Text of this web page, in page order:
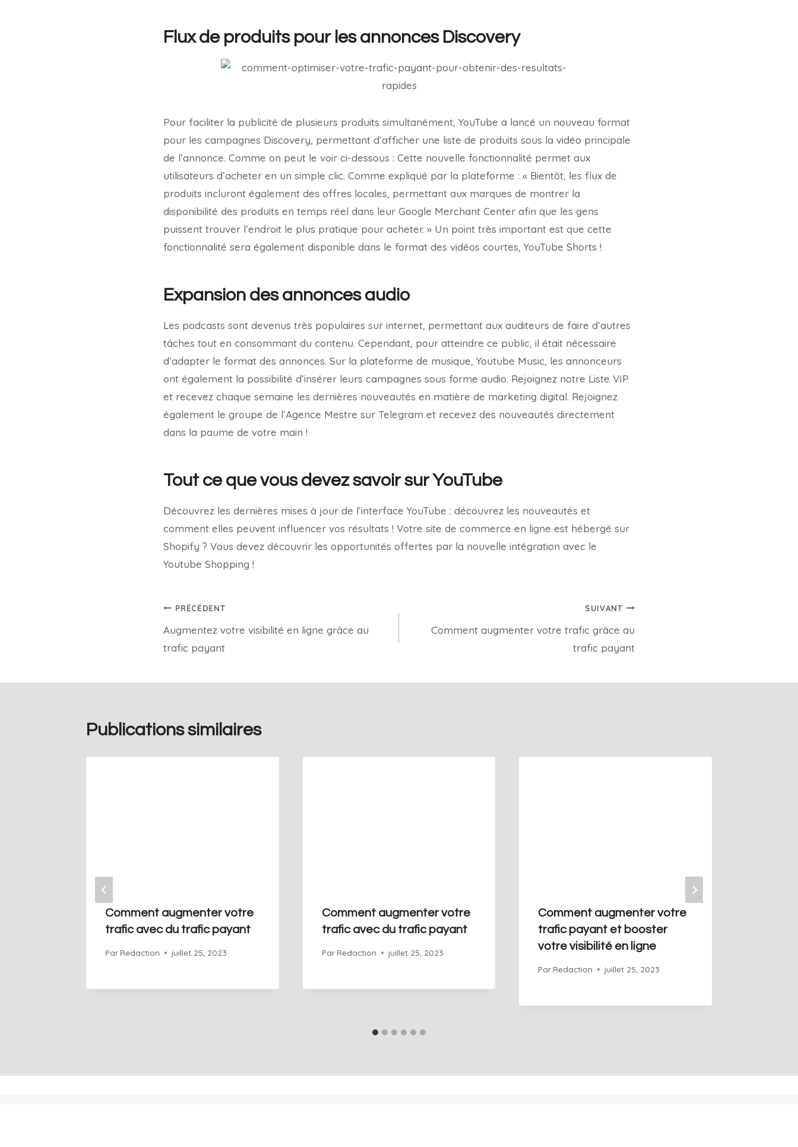
Flux de produits pour les annonces Discovery
Pour faciliter la publicité de plusieurs produits simultanément, YouTube a lancé un nouveau format
pour les campagnes Discovery, permettant d’afficher une liste de produits sous la vidéo principale
de l’annonce. Comme on peut le voir ci-dessous : Cette nouvelle fonctionnalité permet aux
utilisateurs d’acheter en un simple clic. Comme expliqué par la plateforme : « Bientôt, les flux de
produits incluront également des offres locales, permettant aux marques de montrer la
disponibilité des produits en temps réel dans leur Google Merchant Center afin que les gens
puissent trouver l’endroit le plus pratique pour acheter. » Un point très important est que cette
fonctionnalité sera également disponible dans le format des vidéos courtes, YouTube Shorts !
Expansion des annonces audio
Les podcasts sont devenus très populaires sur internet, permettant aux auditeurs de faire d’autres
tâches tout en consommant du contenu. Cependant, pour atteindre ce public, il était nécessaire
d’adapter le format des annonces. Sur la plateforme de musique, Youtube Music, les annonceurs
ont également la possibilité d’insérer leurs campagnes sous forme audio. Rejoignez notre Liste VIP
et recevez chaque semaine les dernières nouveautés en matière de marketing digital. Rejoignez
également le groupe de l’Agence Mestre sur Telegram et recevez des nouveautés directement
dans la paume de votre main !
Tout ce que vous devez savoir sur YouTube
Découvrez les dernières mises à jour de l’interface YouTube : découvrez les nouveautés et
comment elles peuvent influencer vos résultats ! Votre site de commerce en ligne est hébergé sur
Shopify ? Vous devez découvrir les opportunités offertes par la nouvelle intégration avec le
Youtube Shopping !
PRÉCÉDENT
Augmentez votre visibilité en ligne grâce au
trafic payant
SUIVANT
Comment augmenter votre trafic grâce au
trafic payant
Publications similaires
Comment augmenter votre
trafic avec du trafic payant
Par Redaction juillet 25, 2023
Comment augmenter votre
trafic avec du trafic payant
Par Redaction juillet 25, 2023
Comment augmenter votre
trafic payant et booster
votre visibilité en ligne
Par Redaction juillet 25, 2023